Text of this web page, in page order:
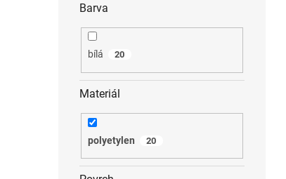
Barva
bílá 20
Materiál
polyetylen 20